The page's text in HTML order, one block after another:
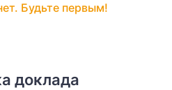
Будьте первым!
доклада